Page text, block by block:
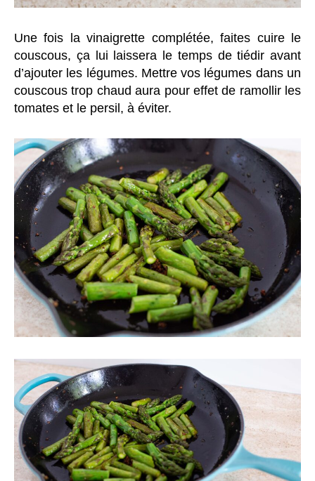
Une fois la vinaigrette complétée, faites cuire le
couscous, ça lui laissera le temps de tiédir avant
d’ajouter les légumes. Mettre vos légumes dans un
couscous trop chaud aura pour effet de ramollir les
tomates et le persil, à éviter.